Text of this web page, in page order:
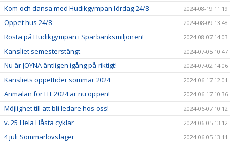
Kom och dansa med Hudikgympan lördag 24/8 2024-08-19 11:19
Öppet hus 24/8 2024-08-09 13:48
Rösta på Hudikgympan i Sparbanksmiljonen! 2024-08-07 14:03
Kansliet semesterstängt 2024-07-05 10:47
Nu är JOYNA äntligen igång på riktigt! 2024-07-02 14:06
Kansliets öppettider sommar 2024 2024-06-17 12:01
Anmälan för HT 2024 är nu öppen! 2024-06-17 10:36
Möjlighet till att bli ledare hos oss! 2024-06-07 10:12
v. 25 Hela Håsta cyklar 2024-06-05 13:12
4 juli Sommarlovsläger 2024-06-05 13:11